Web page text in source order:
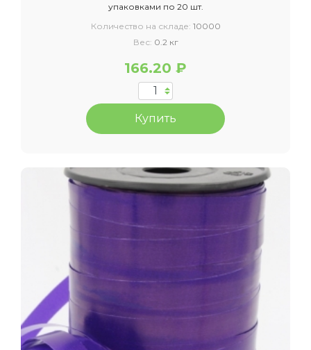
упаковками по 20 шт.
Количество на складе: 10000
Вес: 0.2 кг
166.20 ₽
Купить